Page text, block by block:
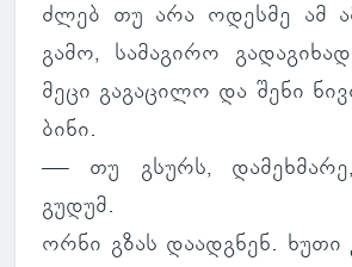
ძლებ თუ არა ოდესმე ამ
გამო, სა­მა­გირო
მეცი გა­გა­ცილო და შენი
ბინი.
— თუ გსურს,
გუდუმ.
ორნი გზას და­ად­გნენ.